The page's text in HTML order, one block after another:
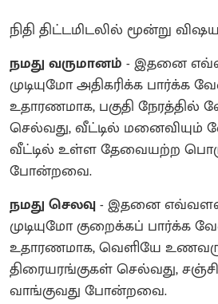
நிதி திட்டமிடலில் மூன்று
நமது வருமானம் - இதனை
முடியுமோ அதிகரிக்க பார்க்க
உதாரணமாக, பகுதி நேரத்தில்
செல்வது, வீட்டில் மனைவியும்
வீட்டில் உள்ள தேவையற்ற
போன்றவை.
நமது செலவு- இதனை
முடியுமோ குறைக்கப் பார்க்க
உதாரணமாக, வெளியே
திரையரங்குகள் செல்வது,
வாங்குவது போன்றவை.